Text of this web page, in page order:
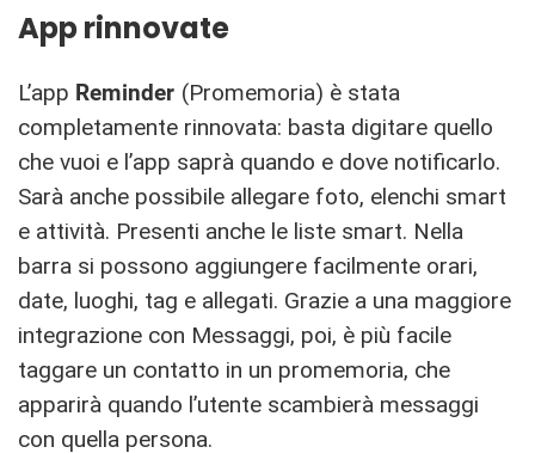
App rinnovate
L’app Reminder (Promemoria) è stata
completamente rinnovata: basta digitare quello
che vuoi e l’app saprà quando e dove notificarlo.
Sarà anche possibile allegare foto, elenchi smart
e attività. Presenti anche le liste smart. Nella
barra si possono aggiungere facilmente orari,
date, luoghi, tag e allegati. Grazie a una maggiore
integrazione con Messaggi, poi, è più facile
taggare un contatto in un promemoria, che
apparirà quando l’utente scambierà messaggi
con quella persona.